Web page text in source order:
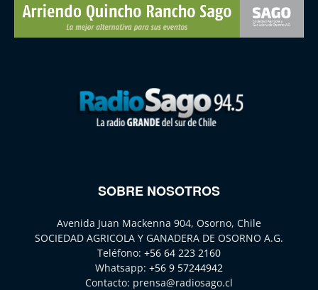
SOBRE NOSOTROS
Avenida Juan Mackenna 904, Osorno, Chile
SOCIEDAD AGRICOLA Y GANADERA DE OSORNO A.G.
Teléfono: +56 64 223 2160
Whatsapp: +56 9 57244942
Contacto: prensa@radiosago.cl